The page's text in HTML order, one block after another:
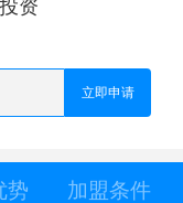
资
立即申请
势 加盟条件